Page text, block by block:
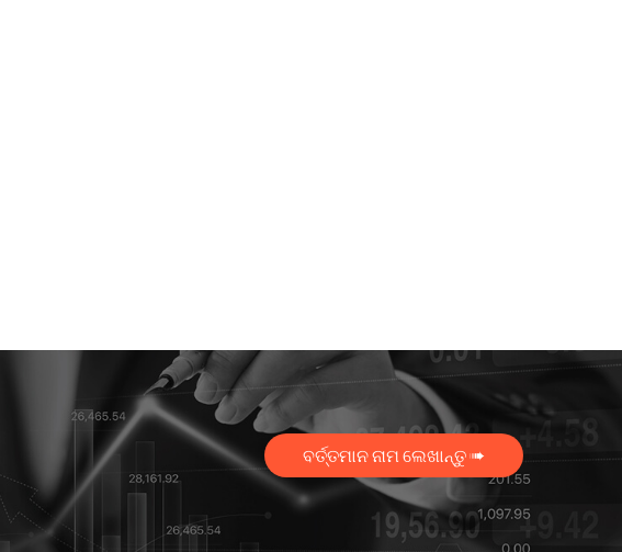
ବର୍ତ୍ତମାନ ନାମ ଲେଖାନ୍ତୁ ➠